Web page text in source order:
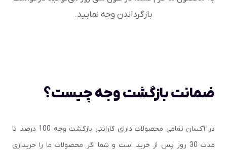
بازگرداندن وجه نمایید.
ضمانت بازگشت وجه چیست؟
در آکسان تمامی محصولات دارای گارانتی بازگشت وجه 100 درصد تا
مدت 30 روز پس از خرید است و شما اگر محصولات ما را خریداری